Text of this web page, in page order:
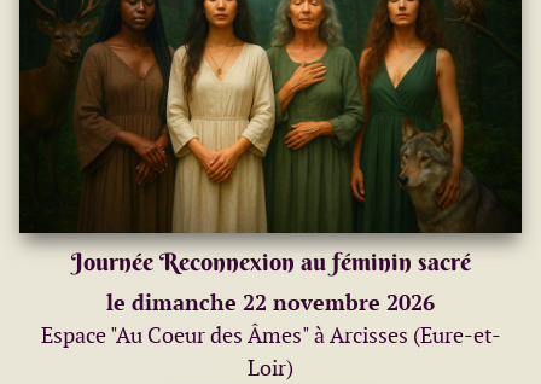
Journée Reconnexion au féminin sacré
le dimanche 22 novembre 2026
Espace "Au Coeur des Âmes" à Arcisses (Eure-et-
Loir)